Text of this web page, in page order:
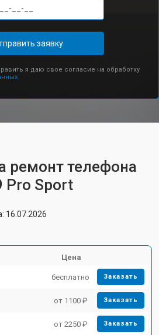
заявку
я даю свое согласие на обработку
ремонт телефона
Pro Sport
16.07.2026
Цена
бесплатно Заказать
от 1100 ₽ Заказать
от 2250 ₽ Заказать